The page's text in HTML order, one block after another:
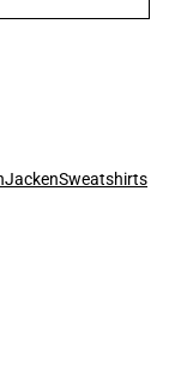
JackenSweatshirts